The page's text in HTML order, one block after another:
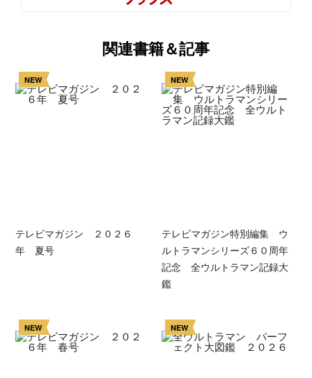
関連書籍＆記事
NEW
テレビマガジン ２０２６
年 夏号
NEW
テレビマガジン特別編集 ウ
ルトラマンシリーズ６０周年
記念 全ウルトラマン記録大
鑑
NEW NEW